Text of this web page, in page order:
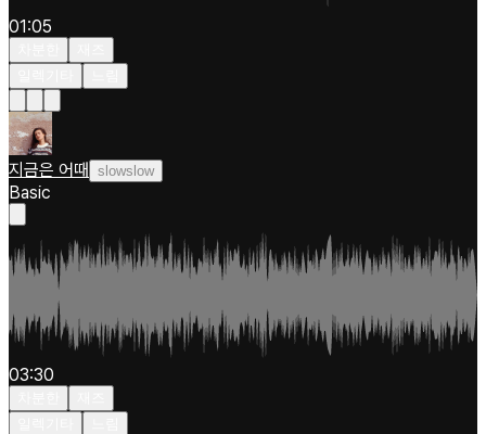
01:05
지금은 어때 slowslow
Basic
03:30